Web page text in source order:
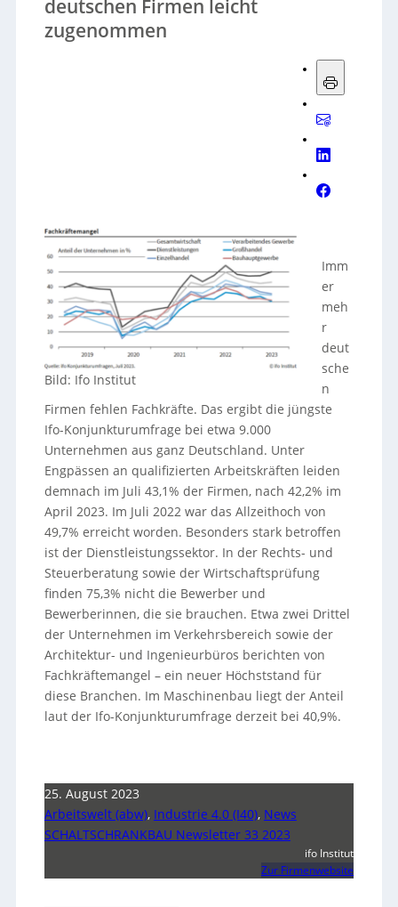
deutschen Firmen leicht
zugenommen
Bild: Ifo Institut
Imm
er
meh
r
deut
sche
n
Firmen fehlen Fachkräfte. Das ergibt die jüngste
Ifo-Konjunkturumfrage bei etwa 9.000
Unternehmen aus ganz Deutschland. Unter
Engpässen an qualifizierten Arbeitskräften leiden
demnach im Juli 43,1% der Firmen, nach 42,2% im
April 2023. Im Juli 2022 war das Allzeithoch von
49,7% erreicht worden. Besonders stark betroffen
ist der Dienstleistungssektor. In der Rechts- und
Steuerberatung sowie der Wirtschaftsprüfung
finden 75,3% nicht die Bewerber und
Bewerberinnen, die sie brauchen. Etwa zwei Drittel
der Unternehmen im Verkehrsbereich sowie der
Architektur- und Ingenieurbüros berichten von
Fachkräftemangel – ein neuer Höchststand für
diese Branchen. Im Maschinenbau liegt der Anteil
laut der Ifo-Konjunkturumfrage derzeit bei 40,9%.
25. August 2023
Arbeitswelt (abw), Industrie 4.0 (I40), News
SCHALTSCHRANKBAU Newsletter 33 2023
ifo Institut
Zur Firmenwebsite